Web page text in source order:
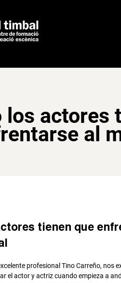
los actores
al
tienen que
profesional Tino Carreño, nos
el actor y actriz cuando empieza a